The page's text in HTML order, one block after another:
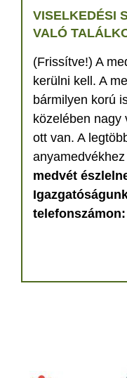
VISELKEDÉSI
VALÓ
(Frissítve!) A
kerülni kell. A
bármilyen korú
közelében nagy
ott van. A
medvét
telefonszámon: